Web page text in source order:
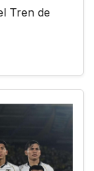
Tren de